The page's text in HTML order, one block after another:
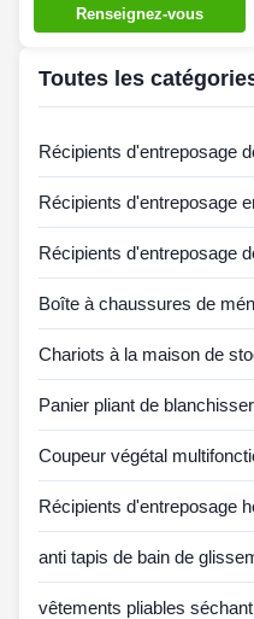
mousse de mémoire
Renseignez-vous
Toutes les
Récipients d'entreposage
Récipients d'entreposage
Récipients d'entreposage
Boîte à chaussures de
Chariots à la maison de
Panier pliant de
Coupeur végétal
Récipients d'entreposage
anti tapis de bain de
vêtements pliables